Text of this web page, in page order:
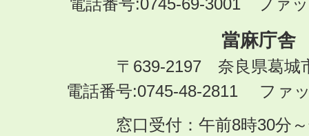
電話番号:0745-69-3001 ファ
當麻庁舎
〒639-2197 奈良県葛城
電話番号:0745-48-2811 ファ
窓口受付：午前8時30分